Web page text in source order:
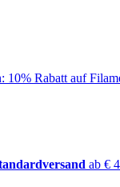
10% Rabatt auf
ab €